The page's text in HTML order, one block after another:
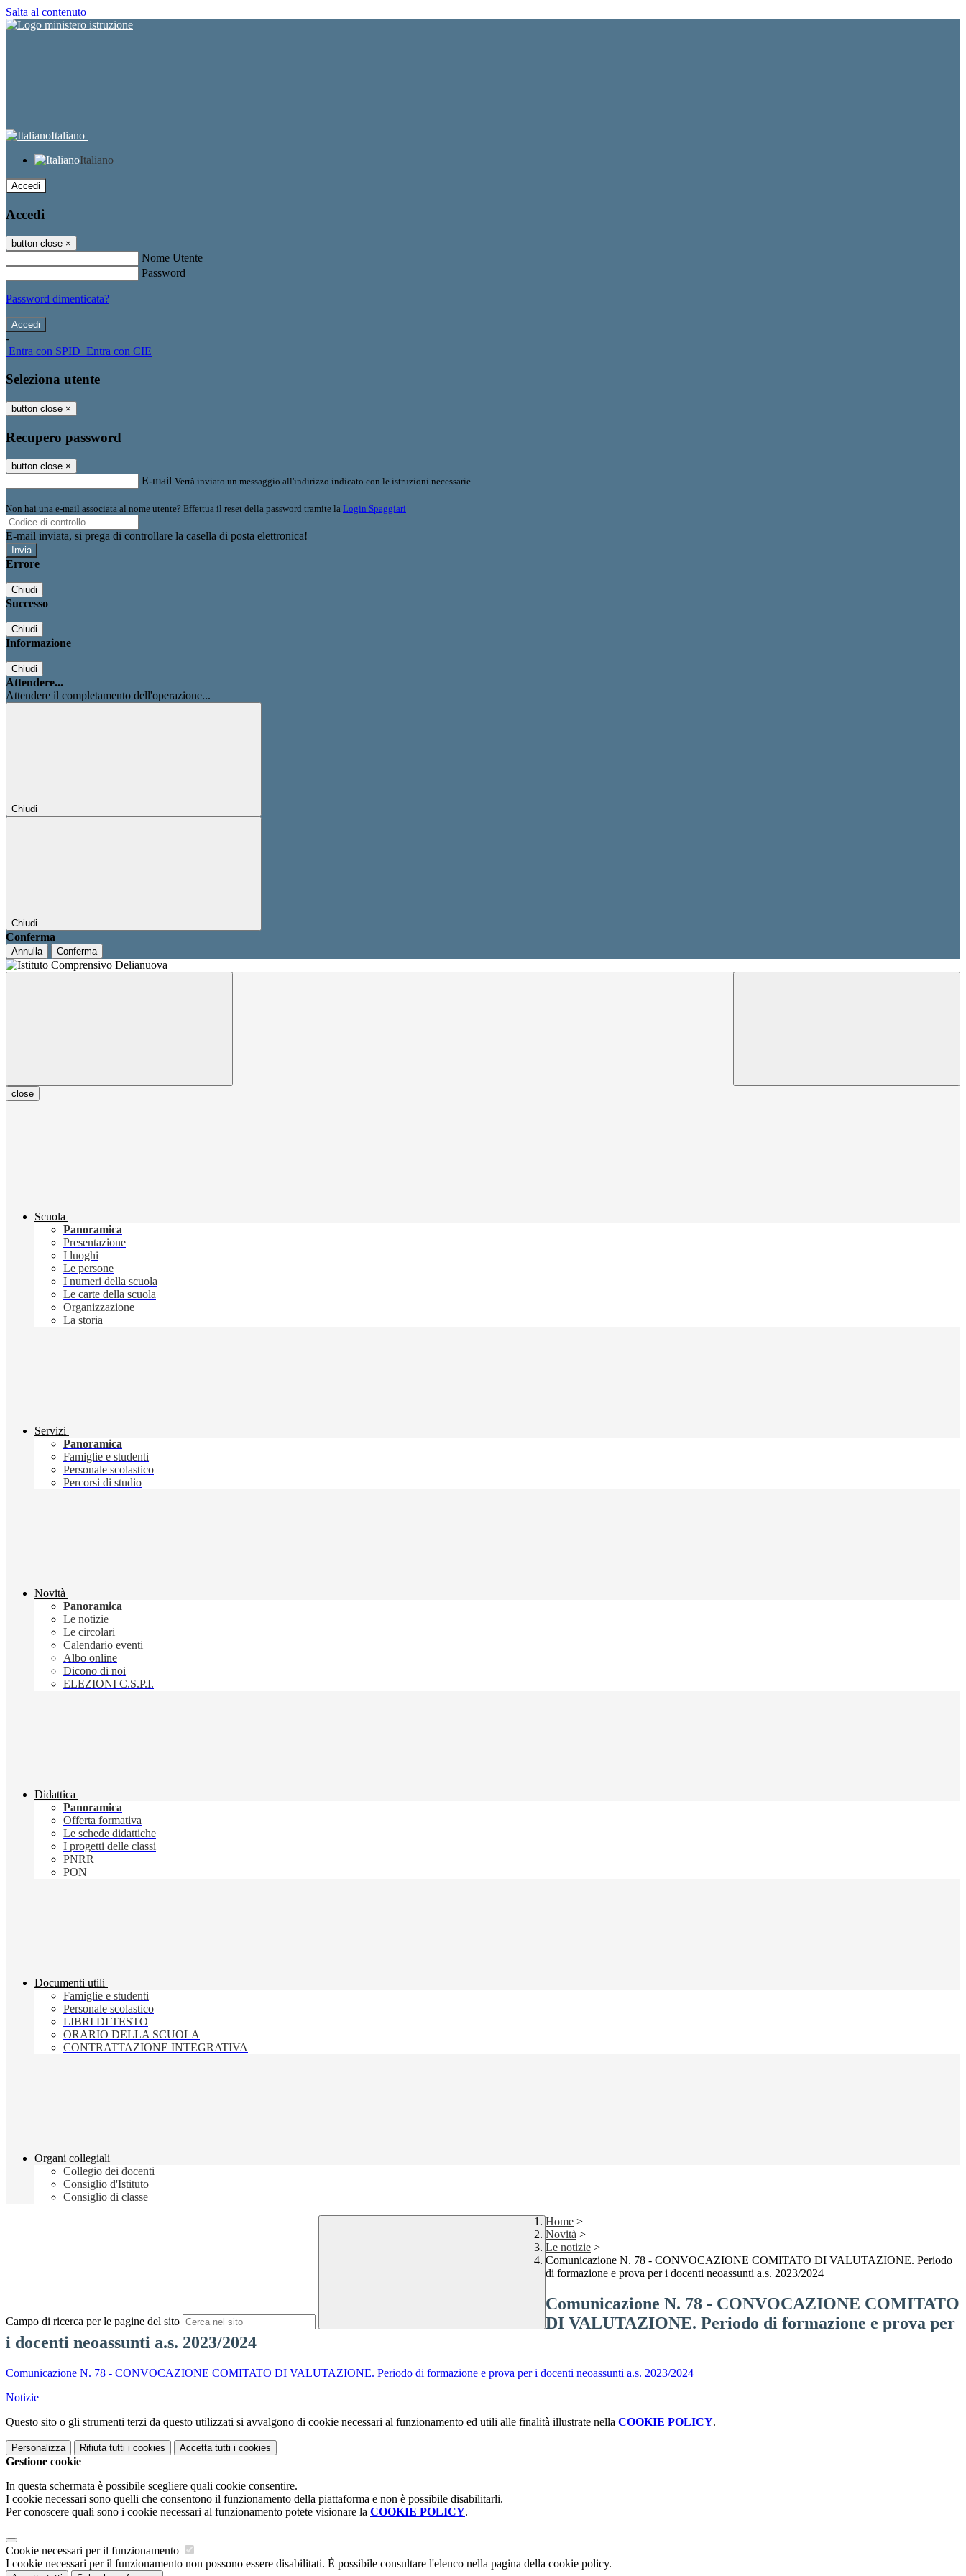
Salta al contenuto
Italiano
Italiano
Accedi
Accedi
button close ×
Nome Utente
Password
Password dimenticata?
-
Entra con SPID Entra con CIE
Seleziona utente
button close ×
Recupero password
button close ×
E-mail Verrà inviato un messaggio all'indirizzo indicato con le istruzioni necessarie.
Non hai una e-mail associata al nome utente? Effettua il reset della password tramite la Login Spaggiari
E-mail inviata, si prega di controllare la casella di posta elettronica!
Errore
Chiudi
Successo
Chiudi
Informazione
Chiudi
Attendere...
Attendere il completamento dell'operazione...
Chiudi
Chiudi
Conferma
Annulla Conferma
close
Scuola
Panoramica
Presentazione
I luoghi
Le persone
I numeri della scuola
Le carte della scuola
Organizzazione
La storia
Servizi
Panoramica
Famiglie e studenti
Personale scolastico
Percorsi di studio
Novità
Panoramica
Le notizie
Le circolari
Calendario eventi
Albo online
Dicono di noi
ELEZIONI C.S.P.I.
Didattica
Panoramica
Offerta formativa
Le schede didattiche
I progetti delle classi
PNRR
PON
Documenti utili
Famiglie e studenti
Personale scolastico
LIBRI DI TESTO
ORARIO DELLA SCUOLA
CONTRATTAZIONE INTEGRATIVA
Organi collegiali
Collegio dei docenti
Consiglio d'Istituto
Consiglio di classe
Campo di ricerca per le pagine del sito
Home >
Novità >
Le notizie >
Comunicazione N. 78 - CONVOCAZIONE COMITATO DI VALUTAZIONE. Periodo
di formazione e prova per i docenti neoassunti a.s. 2023/2024
Comunicazione N. 78 - CONVOCAZIONE COMITATO
DI VALUTAZIONE. Periodo di formazione e prova per
i docenti neoassunti a.s. 2023/2024
Comunicazione N. 78 - CONVOCAZIONE COMITATO DI VALUTAZIONE. Periodo di formazione e prova per i docenti neoassunti a.s. 2023/2024
Notizie
Questo sito o gli strumenti terzi da questo utilizzati si avvalgono di cookie necessari al funzionamento ed utili alle finalità illustrate nella COOKIE POLICY.
Personalizza Rifiuta tutti i cookies Accetta tutti i cookies
Gestione cookie
In questa schermata è possibile scegliere quali cookie consentire.
I cookie necessari sono quelli che consentono il funzionamento della piattaforma e non è possibile disabilitarli.
Per conoscere quali sono i cookie necessari al funzionamento potete visionare la COOKIE POLICY.
Cookie necessari per il funzionamento
I cookie necessari per il funzionamento non possono essere disabilitati. È possibile consultare l'elenco nella pagina della cookie policy.